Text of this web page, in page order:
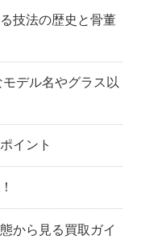
技法の歴史と骨董
デル名やグラス以
イント
から見る買取ガイ